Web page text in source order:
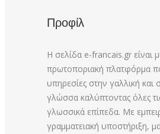
Προφίλ
Η σελίδα e-francais.gr είναι
πρωτοποριακή πλατφόρμα
υπηρεσίες στην γαλλική και
γλώσσα καλύπτοντας όλες
γλωσσικά επίπεδα. Με
γραμματειακή υποστήριξη,